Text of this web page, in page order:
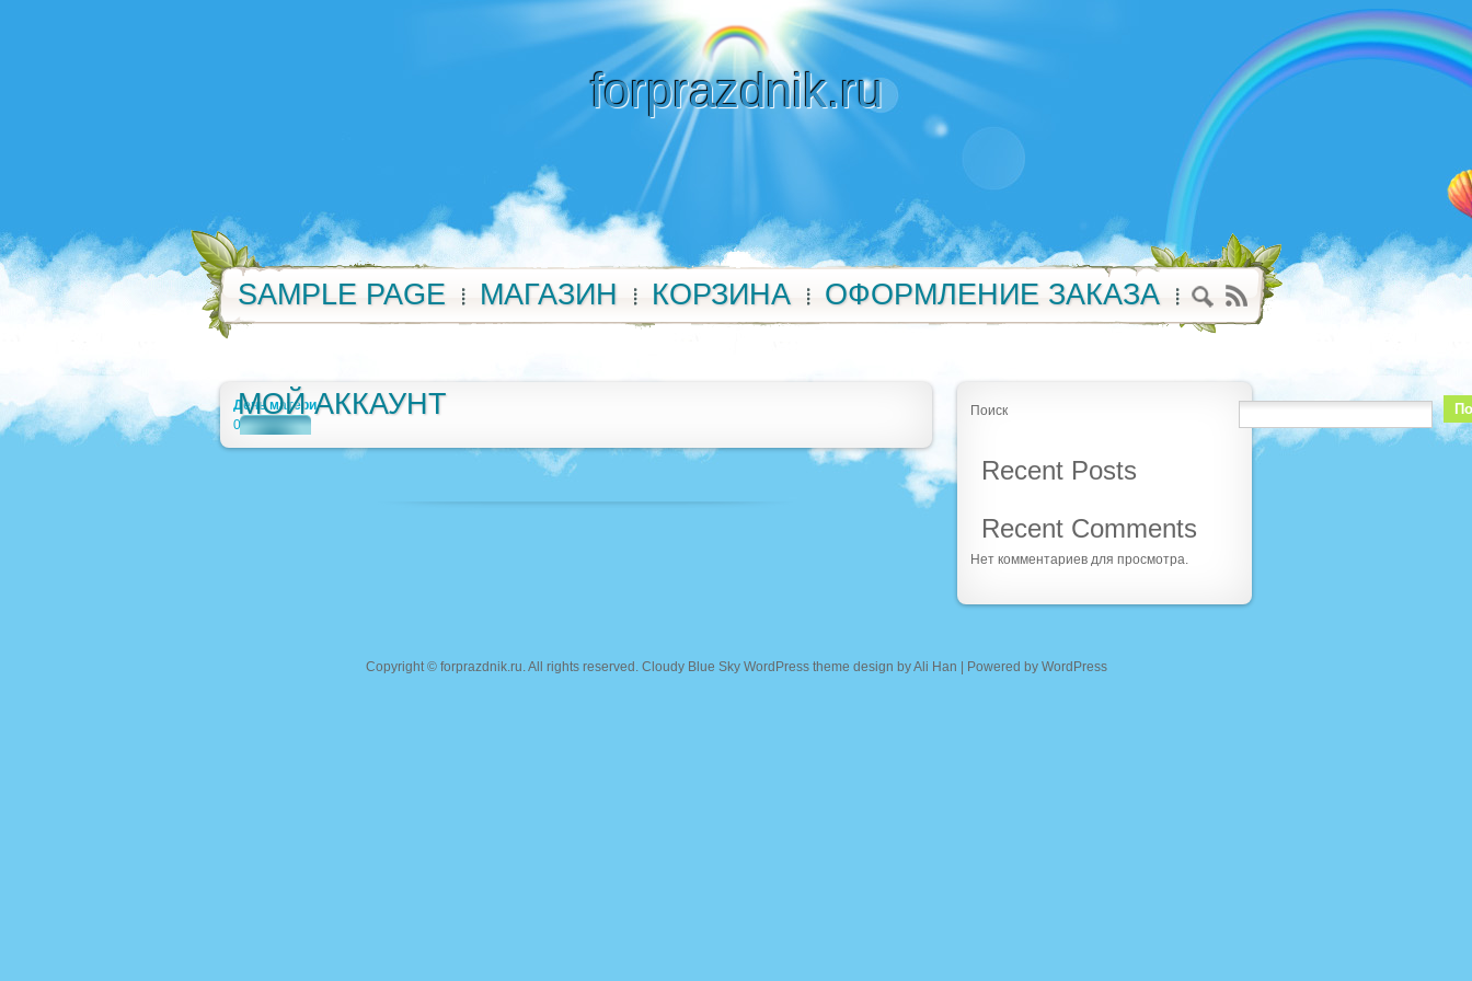
forprazdnik.ru
SAMPLE PAGE МАГАЗИН КОРЗИНА ОФОРМЛЕНИЕ ЗАКАЗА
МОЙ АККАУНТ
День матери
0
Поиск
Recent Posts
Recent Comments
Нет комментариев для просмотра.
Copyright © forprazdnik.ru. All rights reserved. Cloudy Blue Sky WordPress theme design byAli Han | Powered by WordPress